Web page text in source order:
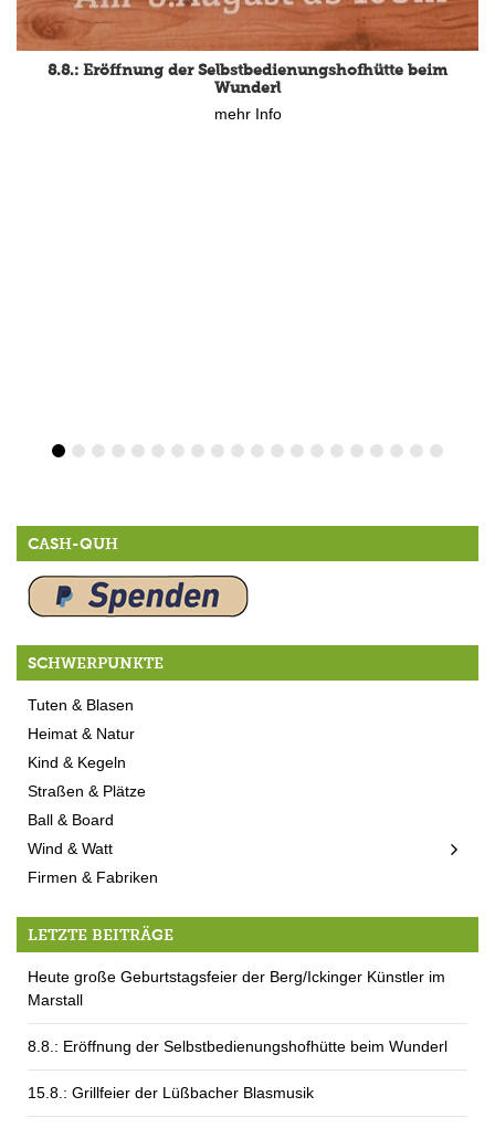
8.8.: Eröffnung der Selbstbedienungshofhütte beim
Wunderl
mehr Info
CASH-QUH
SCHWERPUNKTE
Tuten & Blasen
Heimat & Natur
Kind & Kegeln
Straßen & Plätze
Ball & Board
Wind & Watt
Firmen & Fabriken
LETZTE BEITRÄGE
Heute große Geburtstagsfeier der Berg/Ickinger Künstler im
Marstall
8.8.: Eröffnung der Selbstbedienungshofhütte beim Wunderl
15.8.: Grillfeier der Lüßbacher Blasmusik